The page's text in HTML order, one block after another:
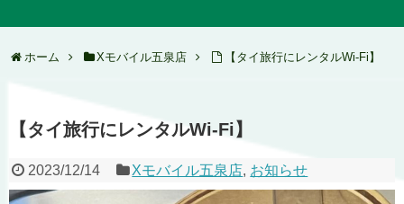
ホーム Xモバイル五泉店 【タイ旅行にレンタルWi-Fi】
【タイ旅行にレンタルWi-Fi】
2023/12/14 Xモバイル五泉店, お知らせ